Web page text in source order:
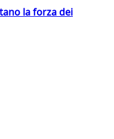
la forza dei